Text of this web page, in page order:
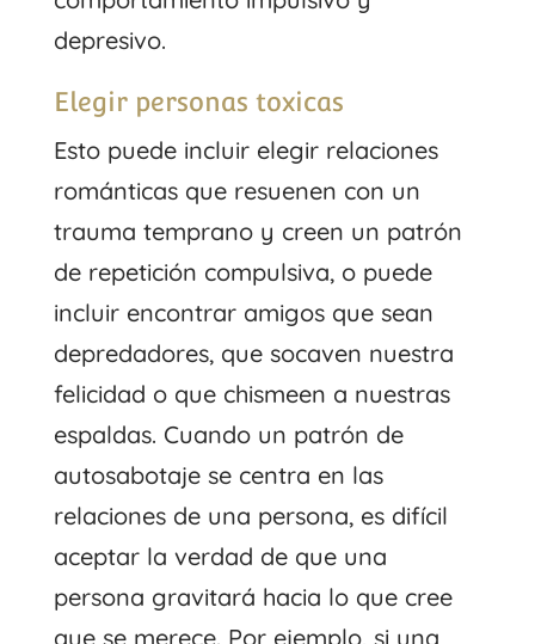
depresivo.
Elegir personas toxicas
Esto puede incluir elegir relaciones
románticas que resuenen con un
trauma temprano y creen un patrón
de repetición compulsiva, o puede
incluir encontrar amigos que sean
depredadores, que socaven nuestra
felicidad o que chismeen a nuestras
espaldas. Cuando un patrón de
autosabotaje se centra en las
relaciones de una persona, es difícil
aceptar la verdad de que una
persona gravitará hacia lo que cree
que se merece. Por ejemplo, si una